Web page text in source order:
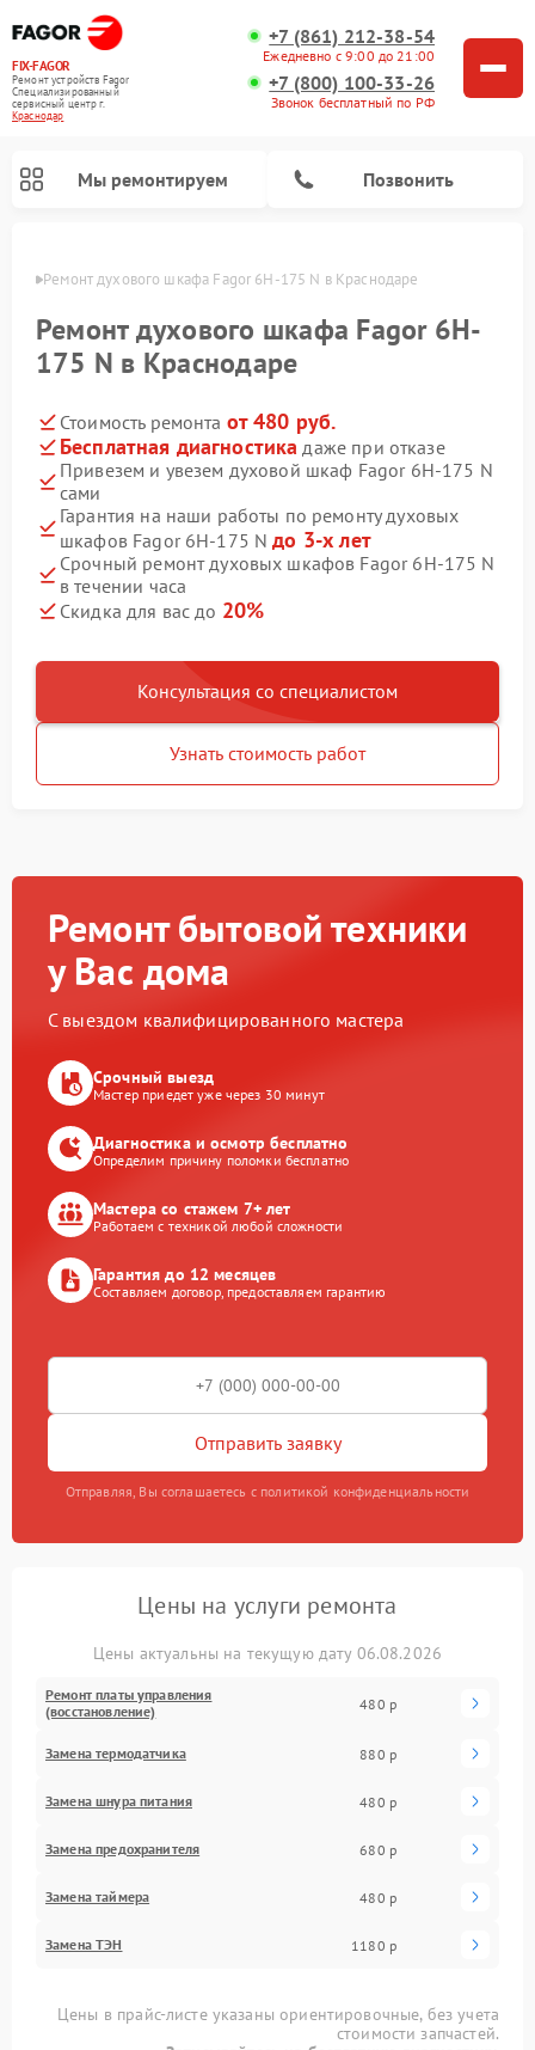
FIX-FAGOR
Ремонт устройств Fagor
Специализированный
cервисный центр г.
Краснодар
+7 (861) 212-38-54
Ежедневно с 9:00 до 21:00
+7 (800) 100-33-26
Звонок бесплатный по РФ
Мы ремонтируем Позвонить
Ремонт духового шкафа Fagor 6H-175 N в Краснодаре
Ремонт духового шкафа Fagor 6H-
175 N в Краснодаре
Стоимость ремонта от 480 руб.
Бесплатная диагностика даже при отказе
Привезем и увезем духовой шкаф Fagor 6H-175 N
сами
Гарантия на наши работы по ремонту духовых
шкафов Fagor 6H-175 Nдо 3-х лет
Срочный ремонт духовых шкафов Fagor 6H-175 N
в течении часа
Скидка для вас до 20%
Консультация со специалистом
Узнать стоимость работ
Ремонт бытовой техники
у Вас дома
С выездом квалифицированного мастера
Срочный выезд
Мастер приедет уже через 30 минут
Диагностика и осмотр бесплатно
Определим причину поломки бесплатно
Мастера со стажем 7+ лет
Работаем с техникой любой сложности
Гарантия до 12 месяцев
Составляем договор, предоставляем гарантию
Отправить заявку
Отправляя, Вы соглашаетесь с политикой конфиденциальности
Цены на услуги ремонта
Цены актуальны на текущую дату 06.08.2026
Ремонт платы управления
(восстановление)
480 р
Замена термодатчика 880 р
Замена шнура питания 480 р
Замена предохранителя 680 р
Замена таймера 480 р
Замена ТЭН 1180 р
Цены в прайс-листе указаны ориентировочные, без учета
стоимости запчастей.